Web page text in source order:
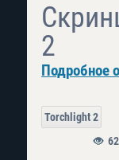
2
Подробное
Torchlight 2